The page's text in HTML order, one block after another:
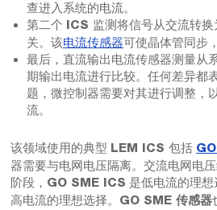
查进入系统的电流。
第二个
ICS 监测将信号从交流转
关。该电流传感器可使晶体管同步
最后，直流输出电流传感器测量从
期输出电流进行比较。任何差异都
题，微控制器需要对其进行调整，
流。
该领域使用的典型 LEM ICS 包括
器需要与电网电压隔离。交流电网电
阶段， GO SME ICS 是低电流的理想
高电流的理想选择。
GO SME 传感器